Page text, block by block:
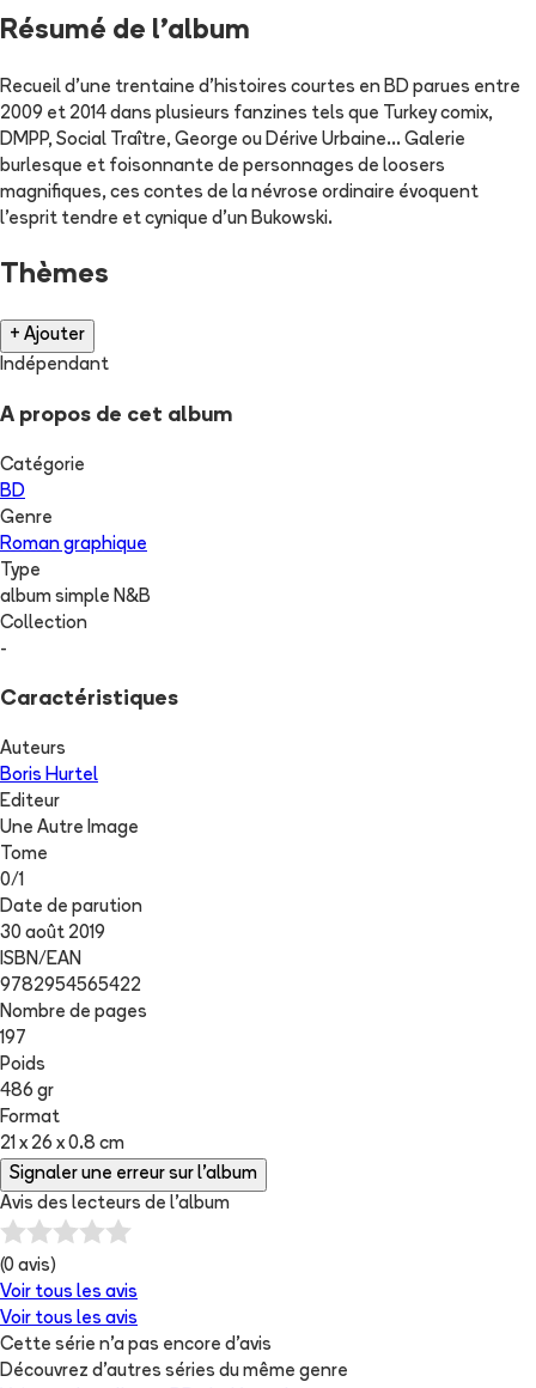
Résumé de l'album
Recueil d'une trentaine d'histoires courtes en BD parues entre
2009 et 2014 dans plusieurs fanzines tels que Turkey comix,
DMPP, Social Traître, George ou Dérive Urbaine... Galerie
burlesque et foisonnante de personnages de loosers
magnifiques, ces contes de la névrose ordinaire évoquent
l'esprit tendre et cynique d'un Bukowski.
Thèmes
+ Ajouter
Indépendant
A propos de cet album
Catégorie
BD
Genre
Roman graphique
Type
album simple N&B
Collection
-
Caractéristiques
Auteurs
Boris Hurtel
Editeur
Une Autre Image
Tome
0/1
Date de parution
30 août 2019
ISBN/EAN
9782954565422
Nombre de pages
197
Poids
486 gr
Format
21 x 26 x 0.8 cm
Signaler une erreur sur l'album
Avis des lecteurs de l'album
(0 avis)
Voir tous les avis
Voir tous les avis
Cette série n'a pas encore d'avis
Découvrez d'autres séries du même genre